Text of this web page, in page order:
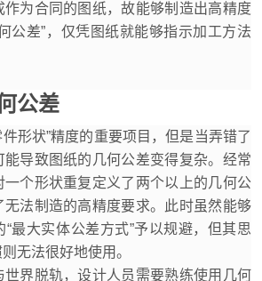
为合同的图纸，故能够制造出高精度
公差”，仅凭图纸就能够指示加工方法
公差
件形状”精度的重要项目，但是当弄错了
导致图纸的几何公差变得复杂。经常
一个形状重复定义了两个以上的几何公
无法制造的高精度要求。此时虽然能够
最大实体公差方式”予以规避，但其思
无法很好地使用。
世界脱轨，设计人员需要熟练使用几何